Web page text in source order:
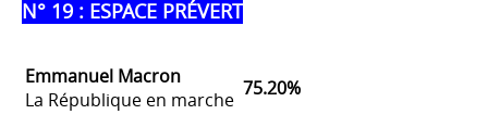
N° 19 : ESPACE PRÉVERT
Emmanuel Macron
La République en marche 75.20%